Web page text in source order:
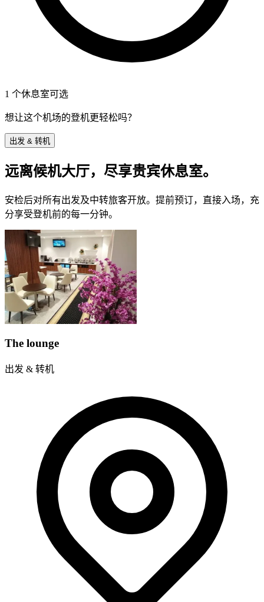
1 个休息室可选
想让这个机场的登机更轻松吗？
出发 & 转机
远离候机大厅，尽享贵宾休息室。
安检后对所有出发及中转旅客开放。提前预订，直接入场，充
分享受登机前的每一分钟。
The lounge
出发 & 转机